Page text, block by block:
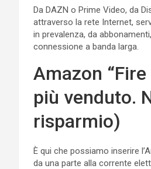
Da DAZN o Prime Video, da
attraverso la rete Internet,
in prevalenza, da
connessione a banda larga.
Amazon
più venduto.
risparmio)
È qui che possiamo inserire
da una parte alla corrente